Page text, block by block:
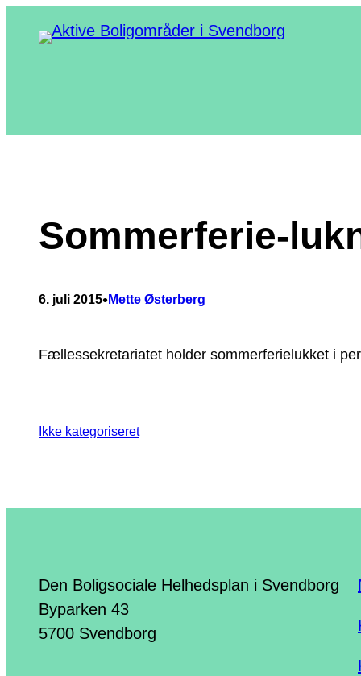
Sommerferie-
6. juli 2015•Mette Østerberg
Fællessekretariatet holder sommerferielukket i
Ikke kategoriseret
Den Boligsociale Helhedsplan i Svendborg
Byparken 43
5700 Svendborg